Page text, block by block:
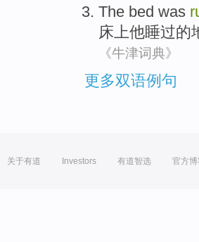
The bed was
床 上他睡过的
《牛津词典》
更多双语例句
关于有道 Investors 有道智选 官方博